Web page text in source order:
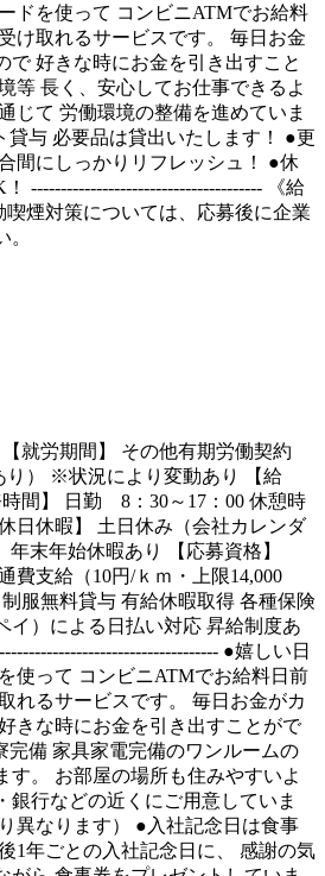
ドを使って コンビニATMでお給料
け取れるサービスです。 毎日お金
で 好きな時にお金を引き出すこと
等 長く、安心してお仕事できるよ
じて 労働環境の整備を進めていま
貸与 必要品は貸出いたします！ ●更
間にしっかりリフレッシュ！ ●休
--------------------------------------- 《給
煙対策については、応募後に企業
【就労期間】 その他有期労働契約
り） ※状況により変動あり 【給
間】 日勤 8：30～17：00 休憩時
日休暇】 土日休み（会社カレンダ
末年始休暇あり 【応募資格】
費支給（10円/ｋｍ・上限14,000
服無料貸与 有給休暇取得 各種保険
イ）による日払い対応 昇給制度あ
●嬉しい日
使って コンビニATMでお給料日前
れるサービスです。 毎日お金がカ
きな時にお金を引き出すことがで
完備 家具家電完備のワンルームの
す。 お部屋の場所も住みやすいよ
銀行などの近くにご用意していま
異なります） ●入社記念日は食事
1年ごとの入社記念日に、 感謝の気